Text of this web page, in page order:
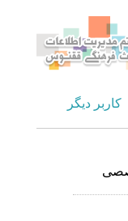
کاربر دیگر